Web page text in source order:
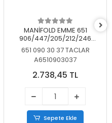
MANİFOLD EMME 651
906/447/205/212/246
KELEBEKSİZ
651 090 30 37 TACLAR
A6510903037
2.738,45 TL
Sepete Ekle